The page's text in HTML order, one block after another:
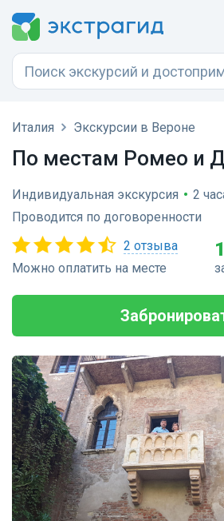
Италия Экскурсии в Вероне
По местам Ромео и
Индивидуальная экскурсия • 2
Проводится по договоренности
2 отзыва
Можно оплатить на месте